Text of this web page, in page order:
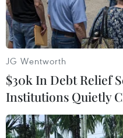
JG Wentworth
$30k In Debt Relief
Institutions Quietly